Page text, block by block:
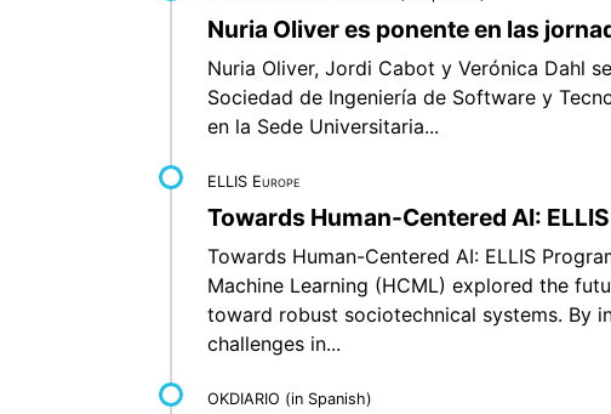
Nuria Oliver es ponente en las
Nuria Oliver, Jordi Cabot y Verónica Dahl
Sociedad de Ingeniería de Software y
en la Sede Universitaria...
ELLIS Europe
Towards Human-Centered AI:
Towards Human-Centered AI: ELLIS
Machine Learning (HCML) explored the
toward robust sociotechnical systems. By
challenges in...
OKDIARIO (in Spanish)